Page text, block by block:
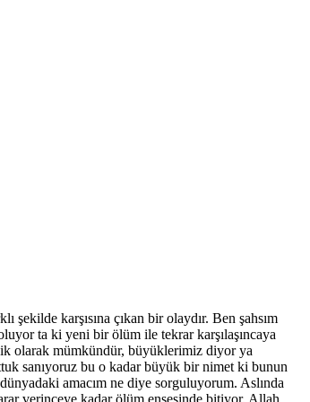
karşısına çıkan bir olaydır. Ben şahsım
ta ki yeni bir ölüm ile tekrar karşılaşıncaya
olarak mümkündür, büyüklerimiz diyor ya
sanıyoruz bu o kadar büyük bir nimet ki bunun
amacım ne diye sorguluyorum. Aslında